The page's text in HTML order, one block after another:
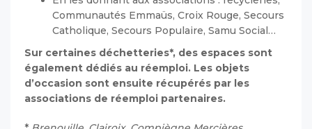
Communautés Emmaüs, Croix Rouge, Secours
Catholique, Secours Populaire, Samu Social…
Sur certaines déchetteries*, des espaces sont
également dédiés au réemploi. Les objets
d’occasion sont ensuite récupérés par les
associations de réemploi partenaires.